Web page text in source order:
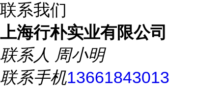
联系我们
上海行朴实业有限公司
联系人 周小明
联系手机13661843013